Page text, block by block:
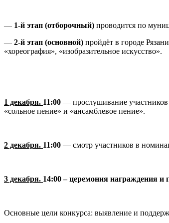
— 1-й этап (отборочный) проводится по
— 2-й этап (основной) пройдёт в городе
«хореография», «изобразительное искусство».
1 декабря. 11:00 — прослушивание участников
«сольное пение» и «ансамблевое пение».
2 декабря. 11:00 — смотр участников в
3 декабря. 14:00 – церемония награждения и
Основные цели конкурса: выявление и